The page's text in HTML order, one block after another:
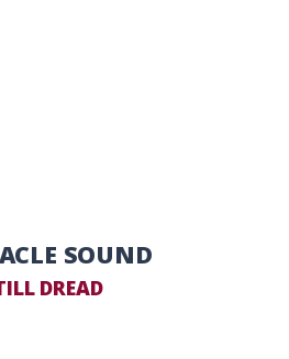
SOUND
DREAD